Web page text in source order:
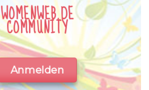
WOMENWEB.DE
COMMUNITY
Anmelden